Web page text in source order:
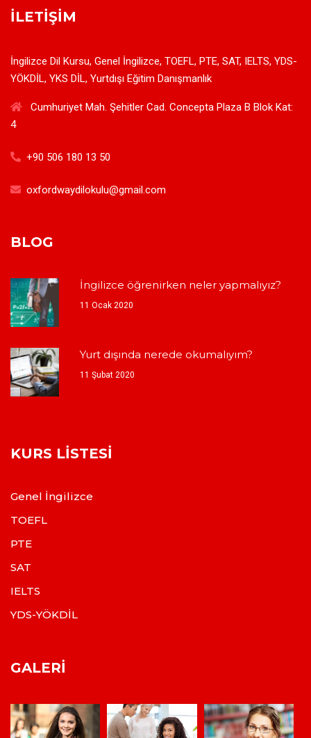
İLETIŞIM
İngilizce Dil Kursu, Genel İngilizce, TOEFL, PTE, SAT, IELTS, YDS-
YÖKDİL, YKS DİL, Yurtdışı Eğitim Danışmanlık
Cumhuriyet Mah. Şehitler Cad. Concepta Plaza B Blok Kat:
4
+90 506 180 13 50
oxfordwaydilokulu@gmail.com
BLOG
İngilizce öğrenirken neler yapmalıyız?
11 Ocak 2020
Yurt dışında nerede okumalıyım?
11 Şubat 2020
KURS LISTESI
Genel İngilizce
TOEFL
PTE
SAT
IELTS
YDS-YÖKDİL
GALERI